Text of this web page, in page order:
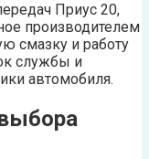
Приус 20,
производителем
смазку и работу
службы и
автомобиля.